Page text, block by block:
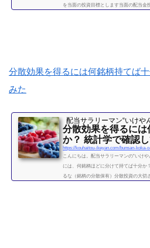
を当面の投資目標とします当面の配当金
分散効果を得るには何銘柄持てば
みた
配当サラリーマン“いけや
分散効果を得るに
か？ 統計学で確認
こんにちは。配当サラリーマンの“いけ
には、何銘柄ほどに分けて持てば十分か
るな（銘柄の分散保有）分散投資の大切